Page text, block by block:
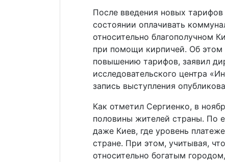
После введения новых
состоянии оплачивать
относительно благополучном
при помощи кирпичей. Об этом
повышению тарифов, заявил
исследовательского центра
запись выступления
Как отметил Сергиенко, в
половины жителей страны. По
даже Киев, где уровень
стране. При этом, учитывая,
относительно богатым